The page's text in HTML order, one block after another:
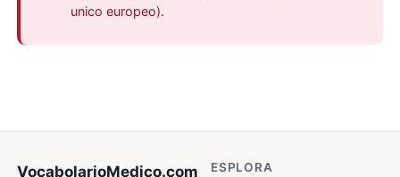
unico europeo).
VocabolarioMedico.com ESPLORA